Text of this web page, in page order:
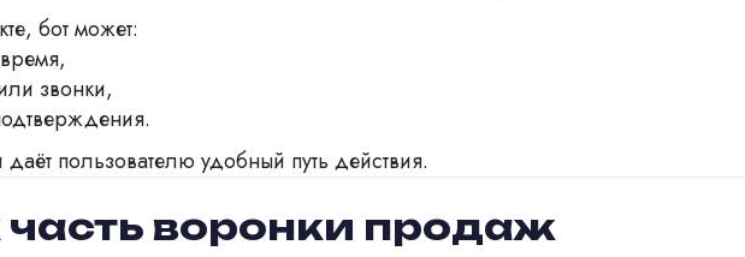
бот может:
звонки,
пользователю удобный путь действия.
часть воронки продаж